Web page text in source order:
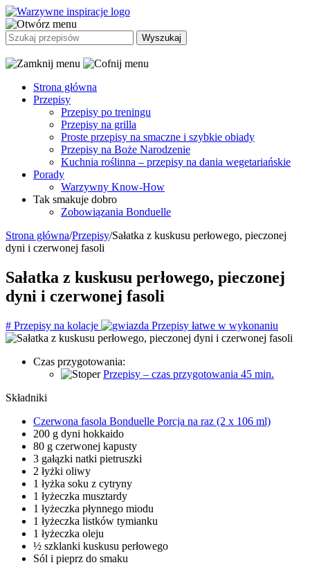
Strona główna
Przepisy
Przepisy po treningu
Przepisy na grilla
Proste przepisy na smaczne i szybkie obiady
Przepisy na Boże Narodzenie
Kuchnia roślinna – przepisy na dania wegetariańskie
Porady
Warzywny Know-How
Tak smakuje dobro
Zobowiązania Bonduelle
Strona główna/Przepisy/Sałatka z kuskusu perłowego, pieczonej
dyni i czerwonej fasoli
Sałatka z kuskusu perłowego, pieczonej
dyni i czerwonej fasoli
# Przepisy na kolacje Przepisy łatwe w wykonaniu
Czas przygotowania:
Przepisy – czas przygotowania 45 min.
Składniki
Czerwona fasola Bonduelle Porcja na raz (2 x 106 ml)
200 g dyni hokkaido
80 g czerwonej kapusty
3 gałązki natki pietruszki
2 łyżki oliwy
1 łyżka soku z cytryny
1 łyżeczka musztardy
1 łyżeczka płynnego miodu
1 łyżeczka listków tymianku
1 łyżeczka oleju
½ szklanki kuskusu perłowego
Sól i pieprz do smaku